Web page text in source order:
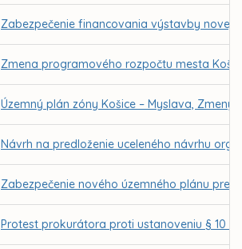
Zabezpečenie financovania výstavby novej
Zmena programového rozpočtu mesta
Územný plán zóny Košice – Myslava, Zmeny
Návrh na predloženie uceleného návrhu
Zabezpečenie nového územného plánu pre
Protest prokurátora proti ustanoveniu § 10